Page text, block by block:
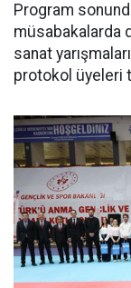
Program
müsabakalarda
sanat
protokol üyeleri